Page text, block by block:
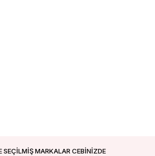
SEÇİLMİŞ MARKALAR CEBİNİZDE